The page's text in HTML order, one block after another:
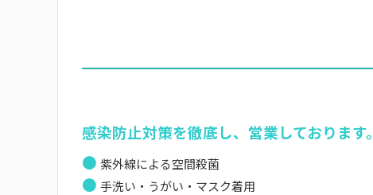
感染防止対策を徹底し、営業しております。
● 紫外線による空間殺菌
● 手洗い・うがい・マスク着用